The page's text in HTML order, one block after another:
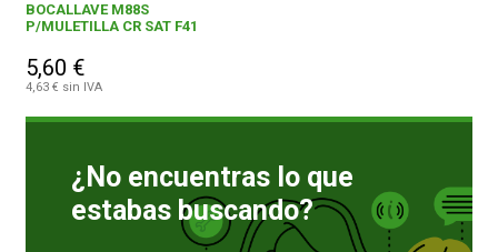
BOCALLAVE M88S
P/MULETILLA CR SAT F41
5,60 €
4,63 € sin IVA
¿No encuentras lo que
estabas buscando?